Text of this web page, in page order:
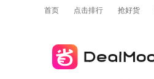
首页 点击排行 抢好货